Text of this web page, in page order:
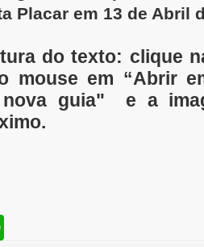
Placar em 13 de Abril
do texto: clique
mouse em “Abrir
guia" e a
W